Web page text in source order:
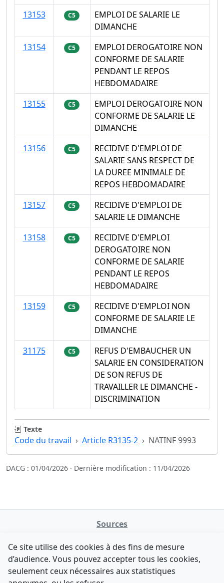
13153
C5
EMPLOI DE SALARIE LE
DIMANCHE
13154
C5
EMPLOI DEROGATOIRE NON
CONFORME DE SALARIE
PENDANT LE REPOS
HEBDOMADAIRE
13155
C5
EMPLOI DEROGATOIRE NON
CONFORME DE SALARIE LE
DIMANCHE
13156
C5
RECIDIVE D'EMPLOI DE
SALARIE SANS RESPECT DE
LA DUREE MINIMALE DE
REPOS HEBDOMADAIRE
13157
C5
RECIDIVE D'EMPLOI DE
SALARIE LE DIMANCHE
13158
C5
RECIDIVE D'EMPLOI
DEROGATOIRE NON
CONFORME DE SALARIE
PENDANT LE REPOS
HEBDOMADAIRE
13159
C5
RECIDIVE D'EMPLOI NON
CONFORME DE SALARIE LE
DIMANCHE
31175
C5
REFUS D'EMBAUCHER UN
SALARIE EN CONSIDERATION
DE SON REFUS DE
TRAVAILLER LE DIMANCHE -
DISCRIMINATION
Texte
Code du travail Article R3135-2 NATINF 9993
DACG : 01/04/2026 · Dernière modification : 11/04/2026
Sources
data.gouv.fr
Legifrance - API
Comment avez-vous découvert NATINFo ?
Ce site utilise des cookies à des fins de mesure
d’audience. Vous pouvez accepter tous les cookies,
seulement ceux nécessaires aux statistiques